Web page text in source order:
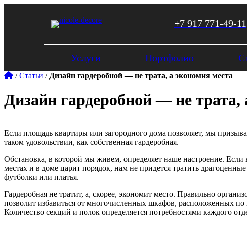
+7 917 771-49-11
Услуги Портфолио
/Статьи / Дизайн гардеробной — не трата, а экономия места
Дизайн гардеробной — не трата,
Если площадь квартиры или загородного дома позволяет, мы
таком удовольствии, как собственная гардеробная.
Обстановка, в которой мы живем, определяет наше настроение.
местах и в доме царит порядок, нам не придется тратить
футболки или платья.
Гардеробная не тратит, а, скорее, экономит место. Правильно
позволит избавиться от многочисленных шкафов, расположенных по
Количество секций и полок определяется потребностями каждого